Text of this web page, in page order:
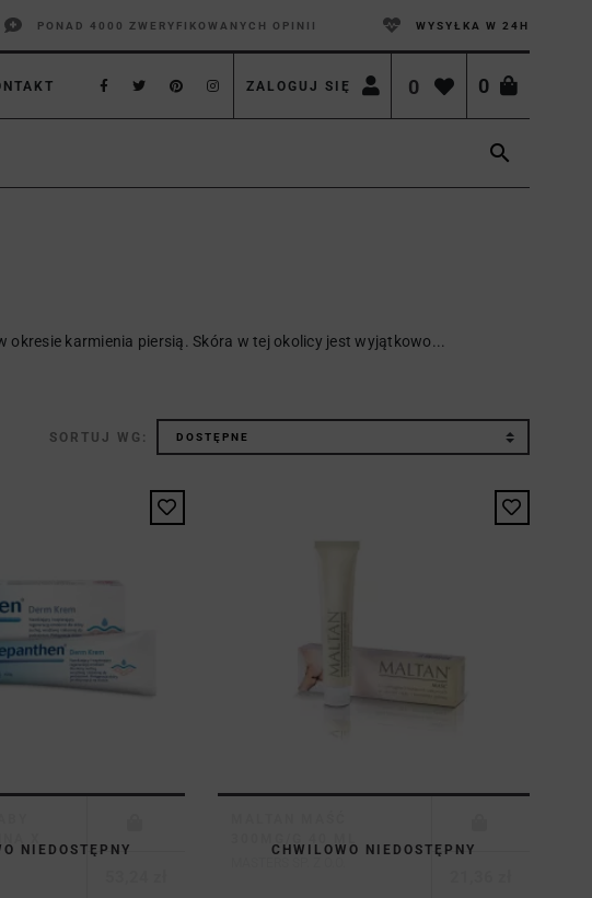
PONAD 4000 ZWERYFIKOWANYCH OPINII WYSYŁKA W 24H
0
ZALOGUJ SIĘ 0

karmienia piersią. Skóra w tej okolicy jest wyjątkowo...
SORTUJ WG:
NIEDOSTĘPNY CHWILOWO NIEDOSTĘPNY